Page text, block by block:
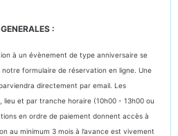
:
à un évènement de type anniversaire se
formulaire de réservation en ligne. Une
directement par email. Les
lieu et par tranche horaire (10h00 - 13h00 ou
en ordre de paiement donnent accès à
au minimum 3 mois à l’avance est vivement